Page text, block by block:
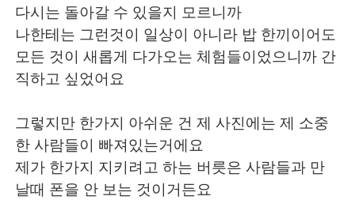
다시는 돌아갈 수 있을지 모르니까
나한테는 그런것이 일상이 아니라 밥 한끼이어도
모든 것이 새롭게 다가오는 체험들이었으니까 간
직하고 싶었어요
그렇지만 한가지 아쉬운 건 제 사진에는 제 소중
한 사람들이 빠져있는거에요
제가 한가지 지키려고 하는 버릇은 사람들과 만
날때 폰을 안 보는 것이거든요